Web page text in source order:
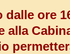
ore
alla